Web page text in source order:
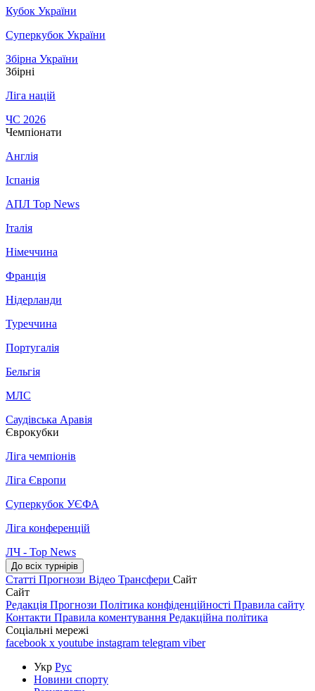
Кубок України
Суперкубок України
Збірна України
Збірні
Ліга націй
ЧС 2026
Чемпіонати
Англія
Іспанія
АПЛ Top News
Італія
Німеччина
Франція
Нідерланди
Туреччина
Португалія
Бельгія
МЛС
Саудівська Аравія
Єврокубки
Ліга чемпіонів
Ліга Європи
Суперкубок УЄФА
Ліга конференцій
ЛЧ - Top News
До всіх турнірів
Статті Прогнози Відео Трансфери Сайт
Сайт
Редакція Прогнози Політика конфіденційності Правила сайту
Контакти Правила коментування Редакційна політика
Соціальні мережі
facebook x youtube instagram telegram viber
Укр Рус
Новини спорту